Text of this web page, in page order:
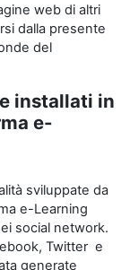
web di altri
dalla presente
del
installati in
e-
sviluppate da
e-Learning
social network.
Twitter e
generate